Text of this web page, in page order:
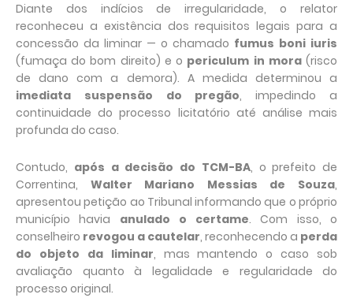
Diante dos indícios de irregularidade, o relator
reconheceu a existência dos requisitos legais para a
concessão da liminar — o chamado fumus boni iuris
(fumaça do bom direito) e o periculum in mora(risco
de dano com a demora). A medida determinou a
imediata suspensão do pregão, impedindo a
continuidade do processo licitatório até análise mais
profunda do caso.
Contudo, após a decisão do TCM-BA, o prefeito de
Correntina, Walter Mariano Messias de Souza,
apresentou petição ao Tribunal informando que o próprio
município havia anulado o certame. Com isso, o
conselheiro revogou a cautelar, reconhecendo a perda
do objeto da liminar, mas mantendo o caso sob
avaliação quanto à legalidade e regularidade do
processo original.